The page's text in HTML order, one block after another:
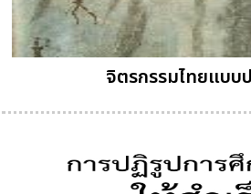
จิตรกรรมไทยแบบ